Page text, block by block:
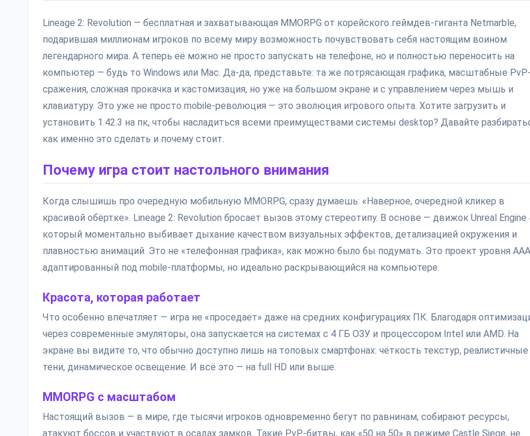
Lineage 2: Revolution — бесплатная и захватывающая MMORPG от корейского геймдев-гиганта Netmarble,
подарившая миллионам игроков по всему миру возможность почувствовать себя настоящим воином
легендарного мира. А теперь её можно не просто запускать на телефоне, но и полностью переносить на
компьютер — будь то Windows или Mac. Да-да, представьте: та же потрясающая графика, масштабные PvP-
сражения, сложная прокачка и кастомизация, но уже на большом экране и с управлением через мышь и
клавиатуру. Это уже не просто mobile-революция — это эволюция игрового опыта. Хотите загрузить и
установить 1.42.3 на пк, чтобы насладиться всеми преимуществами системы desktop? Давайте
как именно это сделать и почему стоит.
Почему игра стоит настольного внимания
Когда слышишь про очередную мобильную MMORPG, сразу думаешь: «Наверное, очередной кликер в
красивой обёртке». Lineage 2: Revolution бросает вызов этому стереотипу. В основе — движок Unreal Engine
который моментально выбивает дыхание качеством визуальных эффектов, детализацией окружения и
плавностью анимаций. Это не «телефонная графика», как можно было бы подумать. Это проект уровня
адаптированный под mobile-платформы, но идеально раскрывающийся на компьютере.
Красота, которая работает
Что особенно впечатляет — игра не «проседает» даже на средних конфигурациях ПК. Благодаря
через современные эмуляторы, она запускается на системах с 4 ГБ ОЗУ и процессором Intel или AMD. На
экране вы видите то, что обычно доступно лишь на топовых смартфонах: чёткость текстур, реалистичные
тени, динамическое освещение. И всё это — на full HD или выше.
MMORPG с масштабом
Настоящий вызов — в мире, где тысячи игроков одновременно бегут по равнинам, собирают ресурсы,
атакуют боссов и участвуют в осадах замков. Такие PvP-битвы, как «50 на 50» в режиме Castle Siege, не